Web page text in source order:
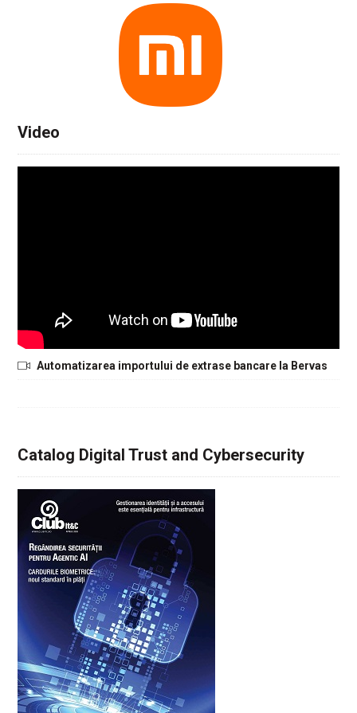
Video
Automatizarea importului de extrase bancare la Bervas
Catalog Digital Trust and Cybersecurity